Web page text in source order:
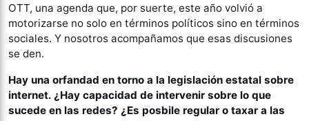
OTT, una agenda que, por suerte, este año volvió a
motorizarse no solo en términos políticos sino en términos
sociales. Y nosotros acompañamos que esas discusiones
se den.
Hay una orfandad en torno a la legislación estatal sobre
internet. ¿Hay capacidad de intervenir sobre lo que
sucede en las redes? ¿Es posbile regular o taxar a las